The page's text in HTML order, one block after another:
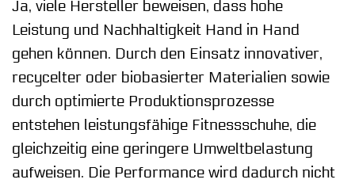
Ja, viele Hersteller beweisen, dass hohe
Leistung und Nachhaltigkeit Hand in Hand
gehen können. Durch den Einsatz innovativer,
recycelter oder biobasierter Materialien sowie
durch optimierte Produktionsprozesse
entstehen leistungsfähige Fitnessschuhe, die
gleichzeitig eine geringere Umweltbelastung
aufweisen. Die Performance wird dadurch nicht